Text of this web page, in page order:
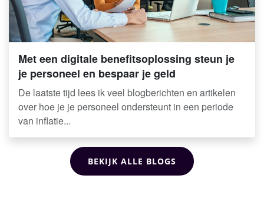
Met een digitale benefitsoplossing steun je
je personeel en bespaar je geld
De laatste tijd lees ik veel blogberichten en artikelen
over hoe je je personeel ondersteunt in een periode
van inflatie...
BEKIJK ALLE BLOGS